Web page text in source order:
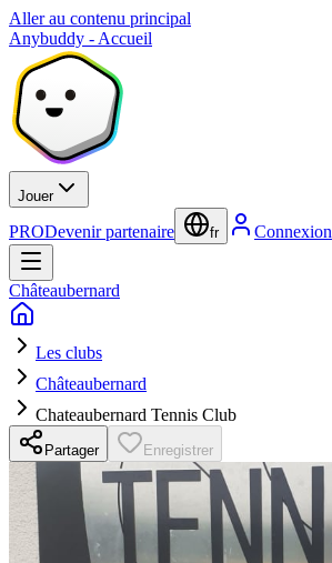
Aller au contenu principal
Anybuddy - Accueil
Jouer
PRODevenir partenaire fr Connexion
Châteaubernard
Les clubs
Châteaubernard
Chateaubernard Tennis Club
Partager Enregistrer